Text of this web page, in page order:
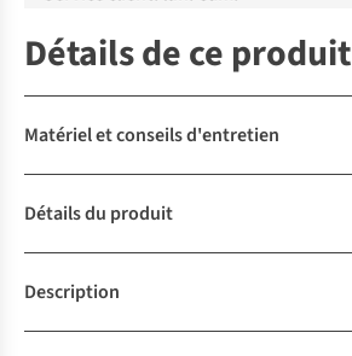
Détails de ce produit
Matériel et conseils d'entretien
Détails du produit
Description